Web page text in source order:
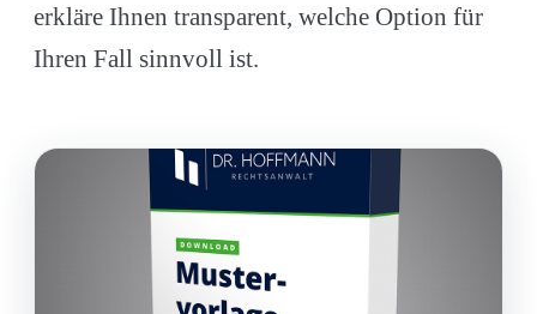
erkläre Ihnen transparent, welche Option für
Ihren Fall sinnvoll ist.